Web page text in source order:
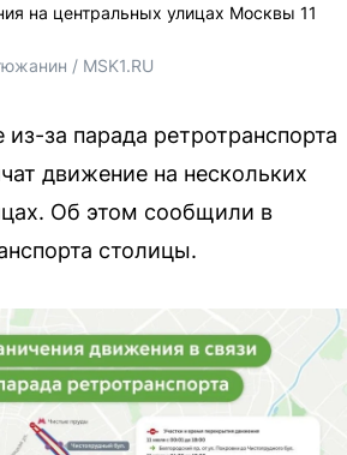
на центральных улицах Москвы 11
/ MSK1.RU
за парада ретротранспорта
движение на нескольких
Об этом сообщили в
столицы.